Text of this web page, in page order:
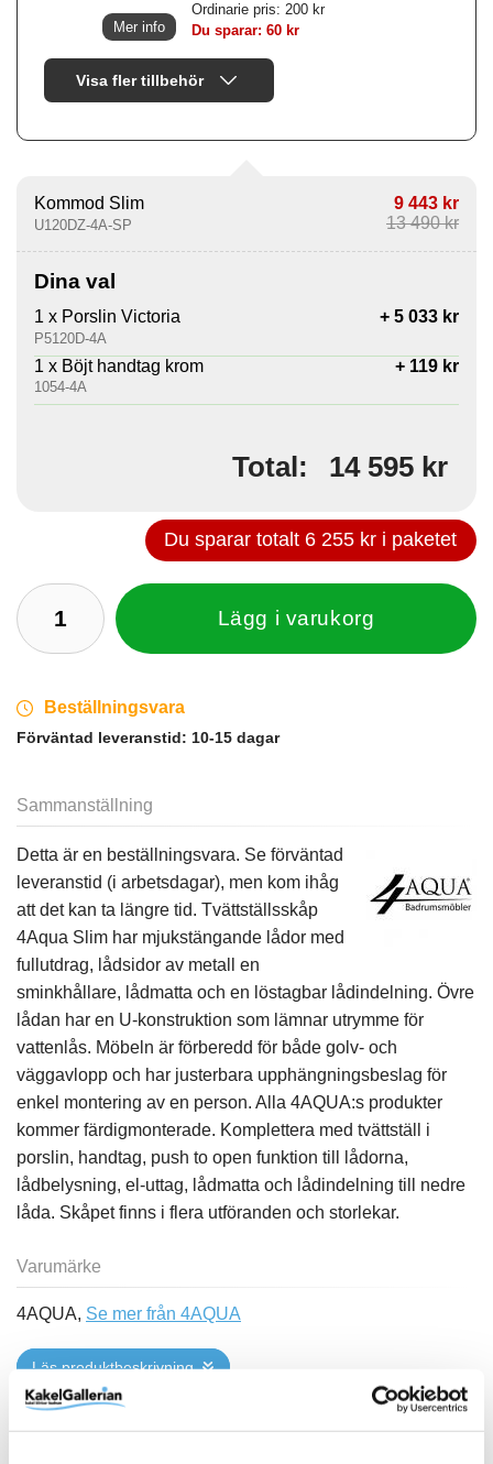
Ordinarie pris: 200 kr
Du sparar: 60 kr
Mer info
Visa fler tillbehör
Kommod Slim
U120DZ-4A-SP
9 443 kr
13 490 kr
Dina val
1 x Porslin Victoria
P5120D-4A
+ 5 033 kr
1 x Böjt handtag krom
1054-4A
+ 119 kr
14 595 kr
Du sparar totalt 6 255 kr i paketet
Lägg i varukorg
Beställningsvara
Förväntad leveranstid: 10-15 dagar
Sammanställning
Detta är en beställningsvara. Se förväntad
leveranstid (i arbetsdagar), men kom ihåg
att det kan ta längre tid. Tvättställsskåp
4Aqua Slim har mjukstängande lådor med
fullutdrag, lådsidor av metall en
sminkhållare, lådmatta och en löstagbar lådindelning. Övre
lådan har en U-konstruktion som lämnar utrymme för
vattenlås. Möbeln är förberedd för både golv- och
väggavlopp och har justerbara upphängningsbeslag för
enkel montering av en person. Alla 4AQUA:s produkter
kommer färdigmonterade. Komplettera med tvättställ i
porslin, handtag, push to open funktion till lådorna,
lådbelysning, el-uttag, lådmatta och lådindelning till nedre
låda. Skåpet finns i flera utföranden och storlekar.
Varumärke
4AQUA, Se mer från 4AQUA
Läs produktbeskrivning
Se tillbehör